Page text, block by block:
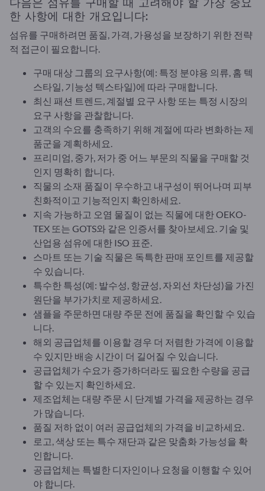
한 사항에 대한 개요입니다:
섬유를 구매하려면 품질, 가격, 가용성을 보장하기 위한 전략
적 접근이 필요합니다.
구매 대상 그룹의 요구사항(예: 특정 분야용 의류, 홈 텍
스타일, 기능성 텍스타일)에 따라 구매합니다.
최신 패션 트렌드, 계절별 요구 사항 또는 특정 시장의
요구 사항을 관찰합니다.
고객의 수요를 충족하기 위해 계절에 따라 변화하는 제
품군을 계획하세요.
프리미엄, 중가, 저가 중 어느 부문의 직물을 구매할 것
인지 명확히 합니다.
직물의 소재 품질이 우수하고 내구성이 뛰어나며 피부
친화적이고 기능적인지 확인하세요.
지속 가능하고 오염 물질이 없는 직물에 대한 OEKO-
TEX 또는 GOTS와 같은 인증서를 찾아보세요. 기술 및
산업용 섬유에 대한 ISO 표준.
스마트 또는 기술 직물은 독특한 판매 포인트를 제공할
수 있습니다.
특수한 특성(예: 발수성, 항균성, 자외선 차단성)을 가진
원단을 부가가치로 제공하세요.
샘플을 주문하면 대량 주문 전에 품질을 확인할 수 있습
니다.
해외 공급업체를 이용할 경우 더 저렴한 가격에 이용할
수 있지만 배송 시간이 더 길어질 수 있습니다.
공급업체가 수요가 증가하더라도 필요한 수량을 공급
할 수 있는지 확인하세요.
제조업체는 대량 주문 시 단계별 가격을 제공하는 경우
가 많습니다.
품질 저하 없이 여러 공급업체의 가격을 비교하세요.
로고, 색상 또는 특수 재단과 같은 맞춤화 가능성을 확
인합니다.
공급업체는 특별한 디자인이나 요청을 이행할 수 있어
야 합니다.